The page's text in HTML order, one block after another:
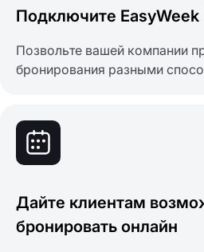
Подключите
Позвольте вашей компании
бронирования разными
Дайте клиентам
бронировать онлайн